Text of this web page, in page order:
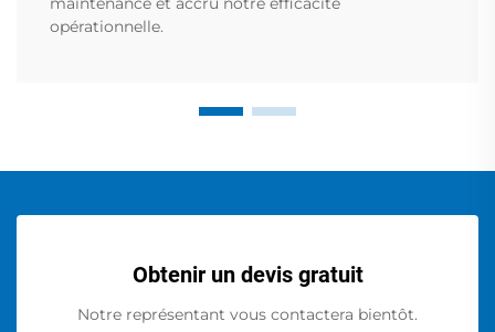
opérationnelle.
Obtenir un devis gratuit
Notre représentant vous contactera bientôt.